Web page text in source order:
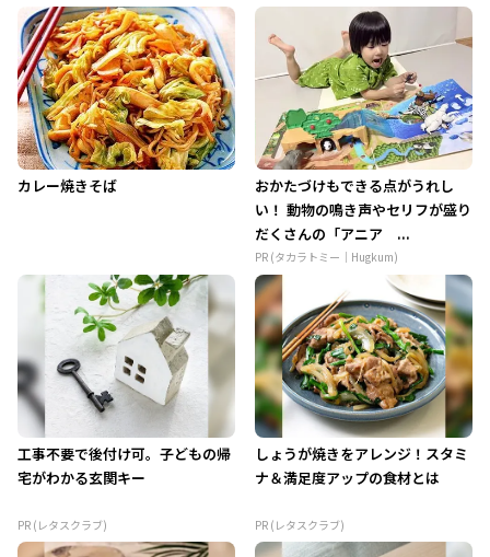
カレー焼きそば
おかたづけもできる点がうれし
い！ 動物の鳴き声やセリフが盛り
だくさんの「アニア ...
PR (タカラトミー｜Hugkum)
工事不要で後付け可。子どもの帰
宅がわかる玄関キー
PR (レタスクラブ)
しょうが焼きをアレンジ！スタミ
ナ＆満足度アップの食材とは
PR (レタスクラブ)